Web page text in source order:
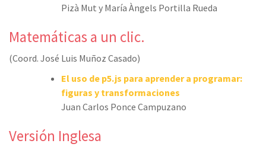
Pizà Mut y María Àngels Portilla Rueda
Matemáticas a un clic.
(Coord. José Luis Muñoz Casado)
El uso de p5.js para aprender a programar:
figuras y transformaciones
Juan Carlos Ponce Campuzano
Versión Inglesa